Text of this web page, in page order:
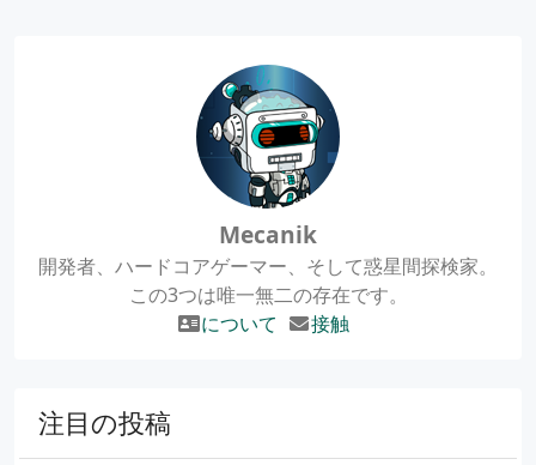
Mecanik
開発者、ハードコアゲーマー、そして惑星間探検家。
この3つは唯一無二の存在です。
について
接触
注目の投稿